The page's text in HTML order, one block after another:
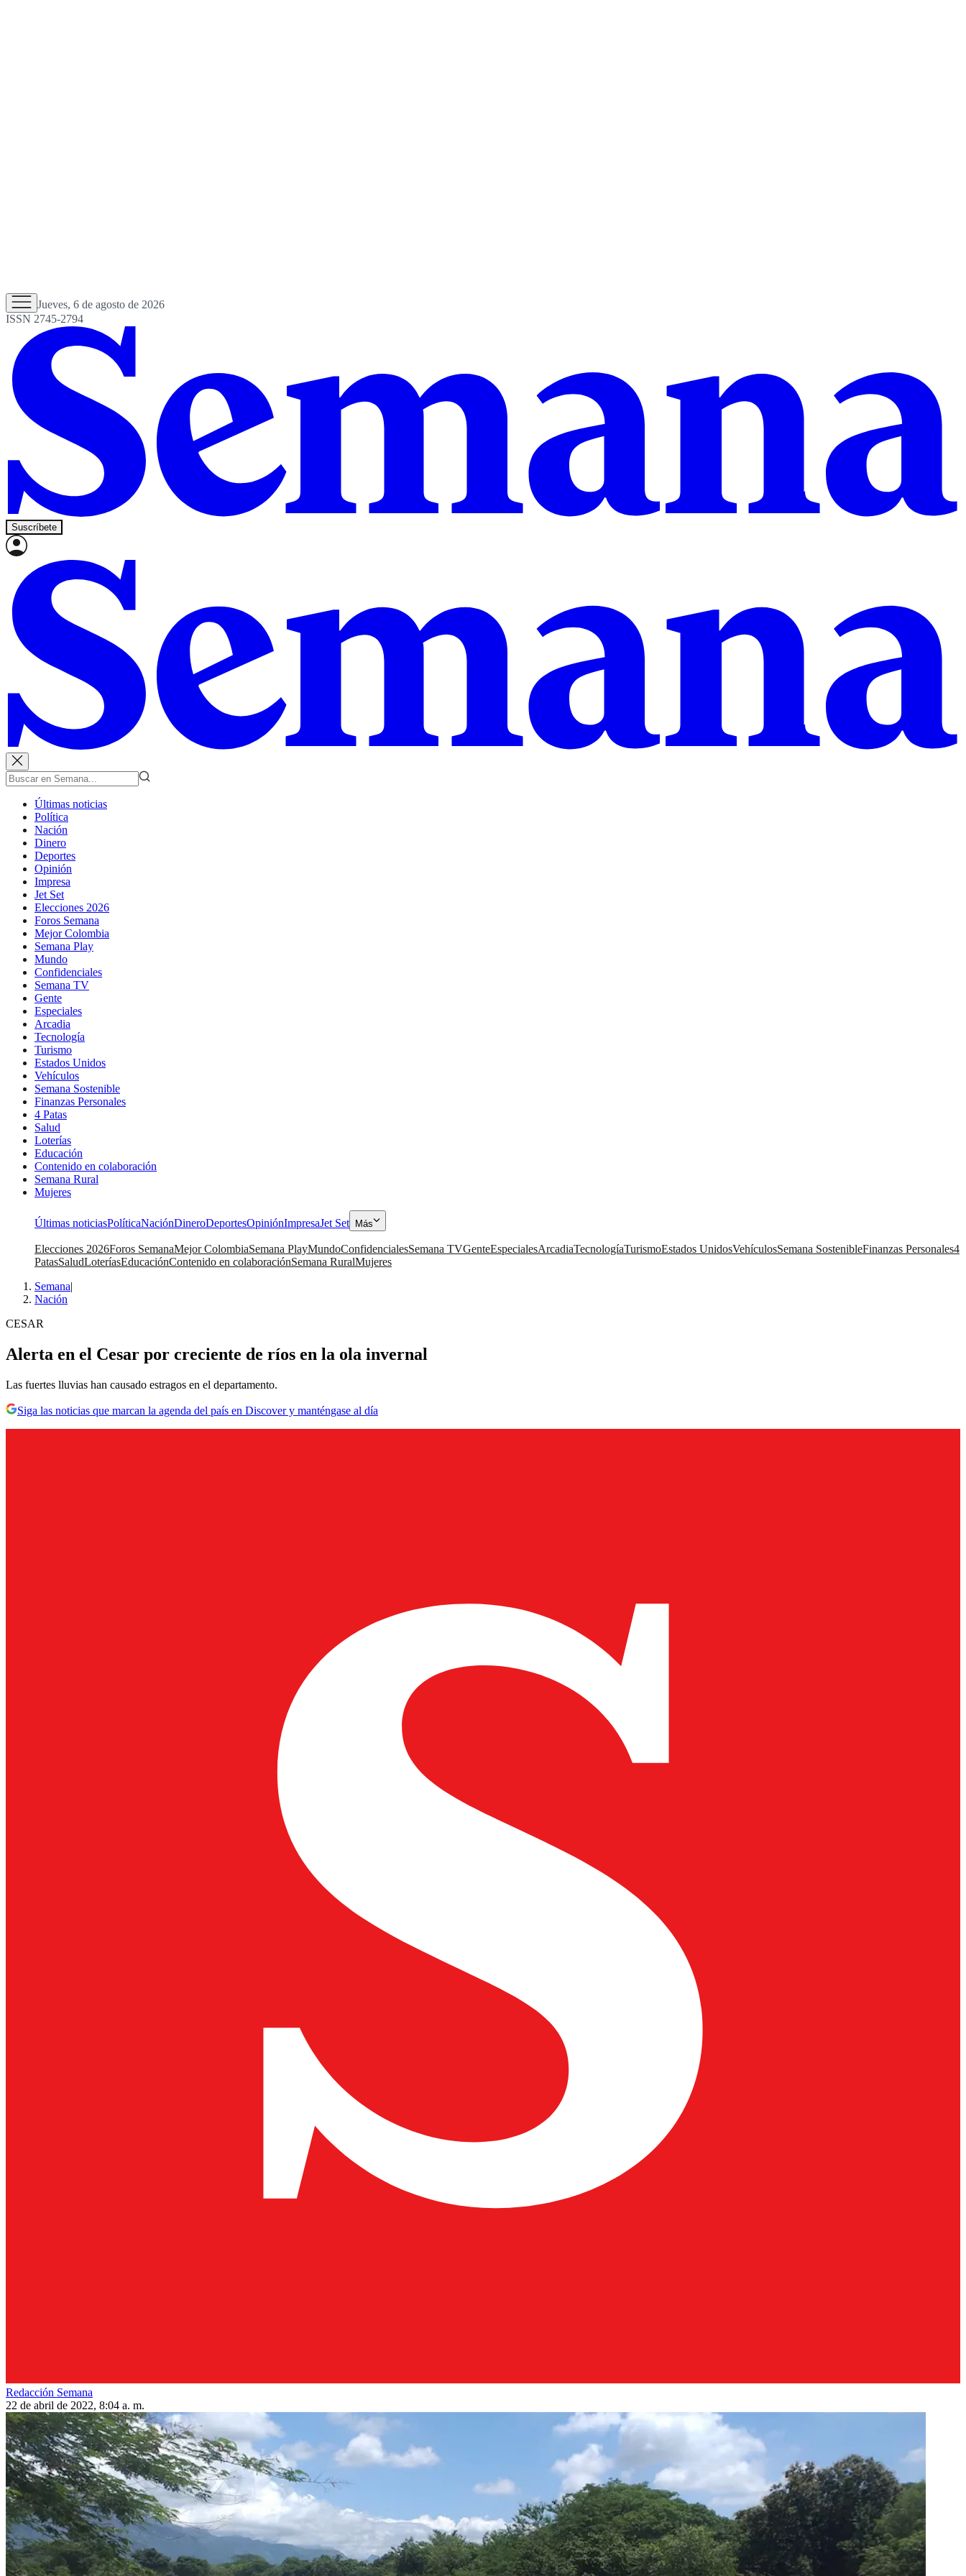
Jueves, 6 de agosto de 2026
ISSN 2745-2794
Suscríbete
Últimas noticias
Política
Nación
Dinero
Deportes
Opinión
Impresa
Jet Set
Elecciones 2026
Foros Semana
Mejor Colombia
Semana Play
Mundo
Confidenciales
Semana TV
Gente
Especiales
Arcadia
Tecnología
Turismo
Estados Unidos
Vehículos
Semana Sostenible
Finanzas Personales
4 Patas
Salud
Loterías
Educación
Contenido en colaboración
Semana Rural
Mujeres
Últimas noticiasPolíticaNaciónDineroDeportesOpiniónImpresaJet Set Más
Elecciones 2026Foros SemanaMejor ColombiaSemana PlayMundoConfidencialesSemana TVGenteEspecialesArcadiaTecnologíaTurismoEstados UnidosVehículosSemana SostenibleFinanzas Personales4
PatasSaludLoteríasEducaciónContenido en colaboraciónSemana RuralMujeres
Semana|
Nación
CESAR
Alerta en el Cesar por creciente de ríos en la ola invernal
Las fuertes lluvias han causado estragos en el departamento.
Siga las noticias que marcan la agenda del país en Discover y manténgase al día
Redacción Semana
22 de abril de 2022, 8:04 a. m.